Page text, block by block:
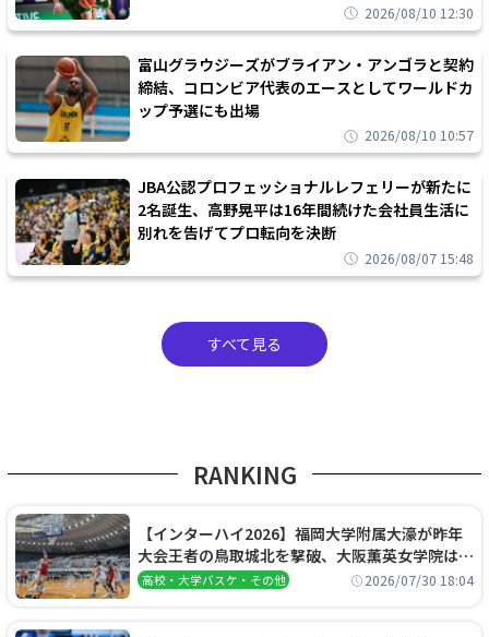
2026/08/10 12:30
富山グラウジーズがブライアン・アンゴラと契約
締結、コロンビア代表のエースとしてワールドカ
ップ予選にも出場
2026/08/10 10:57
JBA公認プロフェッショナルレフェリーが新たに
2名誕生、高野晃平は16年間続けた会社員生活に
別れを告げてプロ転向を決断
2026/08/07 15:48
すべて見る
RANKING
【インターハイ2026】福岡大学附属大濠が昨年
大会王者の鳥取城北を撃破、大阪薫英女学院は岐
阜女子に完勝、大会3日目試合結果
高校・大学バスケ・その他 2026/07/30 18:04